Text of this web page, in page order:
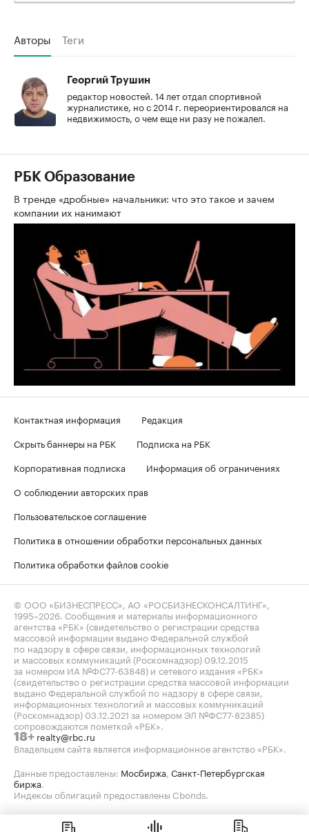
Авторы Теги
Георгий Трушин
редактор новостей. 14 лет отдал спортивной
журналистике, но с 2014 г. переориентировался на
недвижимость, о чем еще ни разу не пожалел.
РБК Образование
В тренде «дробные» начальники: что это такое и зачем
компании их нанимают
Контактная информация
Редакция
Скрыть баннеры на РБК
Подписка на РБК
Корпоративная подписка
Информация об ограничениях
О соблюдении авторских прав
Пользовательское соглашение
Политика в отношении обработки персональных данных
Политика обработки файлов cookie
© ООО «БИЗНЕСПРЕСС», АО «РОСБИЗНЕСКОНСАЛТИНГ»,
1995–2026 . Сообщения и материалы информационного
агентства «РБК» (свидетельство о регистрации средства
массовой информации выдано Федеральной службой
по надзору в сфере связи, информационных технологий
и массовых коммуникаций (Роскомнадзор) 09.12.2015
за номером ИА №ФС77-63848) и сетевого издания «РБК»
(свидетельство о регистрации средства массовой информации
выдано Федеральной службой по надзору в сфере связи,
информационных технологий и массовых коммуникаций
(Роскомнадзор) 03.12.2021 за номером ЭЛ №ФС77-82385)
сопровождаются пометкой «РБК».
18+ realty@rbc.ru
Владельцем сайта является информационное агентство «РБК».
Данные предоставлены: Мосбиржа Санкт-Петербургская
биржа
Индексы облигаций предоставлены Cbonds.